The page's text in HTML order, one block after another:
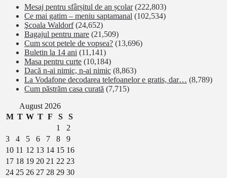
Mesaj pentru sfârșitul de an școlar (222,803)
Ce mai gatim – meniu saptamanal (102,534)
Şcoala Waldorf (24,652)
Bagajul pentru mare (21,509)
Cum scot petele de vopsea? (13,696)
Buletin la 14 ani (11,141)
Masa pentru curte (10,184)
Dacă n-ai nimic, n-ai nimic (8,863)
La Vodafone decodarea telefoanelor e gratis, dar… (8,789)
Cum păstrăm casa curată (7,715)
August 2026
M T W T F S
S
1
2
3
4 5 6 7 8
9
10 11 12 13 14 15 16
17 18 19 20 21 22 23
24 25 26 27 28 29 30